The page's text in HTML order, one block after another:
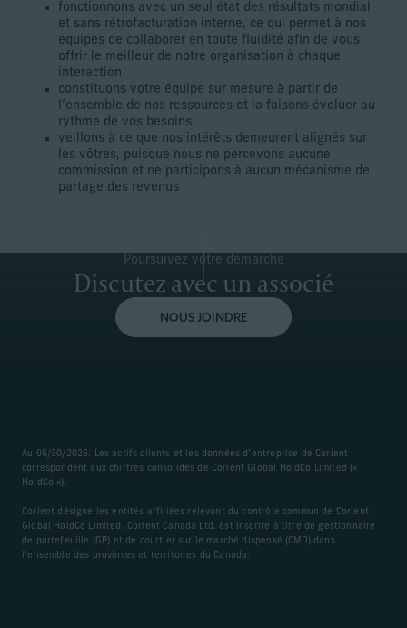
fonctionnons avec un seul état des résultats mondial
et sans rétrofacturation interne, ce qui permet à nos
équipes de collaborer en toute fluidité afin de vous
offrir le meilleur de notre organisation à chaque
interaction
constituons votre équipe sur mesure à partir de
l’ensemble de nos ressources et la faisons évoluer au
rythme de vos besoins
veillons à ce que nos intérêts demeurent alignés sur
les vôtres, puisque nous ne percevons aucune
commission et ne participons à aucun mécanisme de
partage des revenus
Poursuivez votre démarche
Discutez avec un associé
NOUS JOINDRE
Au 06/30/2026. Les actifs clients et les données d’entreprise de Corient
correspondent aux chiffres consolidés de Corient Global HoldCo Limited («
HoldCo »).
Corient désigne les entités affiliées relevant du contrôle commun de Corient
Global HoldCo Limited. Corient Canada Ltd. est inscrite à titre de gestionnaire
de portefeuille (GP) et de courtier sur le marché dispensé (CMD) dans
l’ensemble des provinces et territoires du Canada.